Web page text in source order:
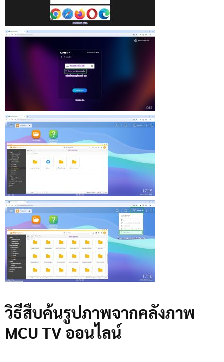
เพื่อ
ศึกษา
และ
เผยแผ่
ธรรมะ
วิธีสืบค้นรูปภาพจากคลังภาพ
MCU TV ออนไลน์